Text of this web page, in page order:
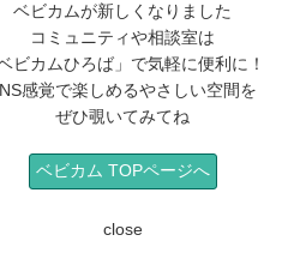
」とは？
スマホやパソコンから病院の検索＆
現在）、「ネット受付可」のマーク
も！
ベビカムが新しくなりました
コミュニティや相談室は
ベビカムひろば」で気軽に便利に！
感覚で楽しめるやさしい空間を
ぜひ覗いてみてね
ベビカム TOPページへ
close